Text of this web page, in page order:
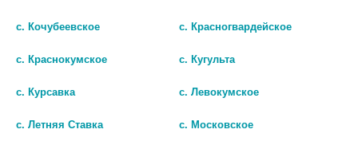
О /ЭВАЛАР/ 1187
455 руб.
с. Кочубеевское с. Красногвардейское
с. Краснокумское с. Кугульта
с. Курсавка с. Левокумское
с. Летняя Ставка с. Московское